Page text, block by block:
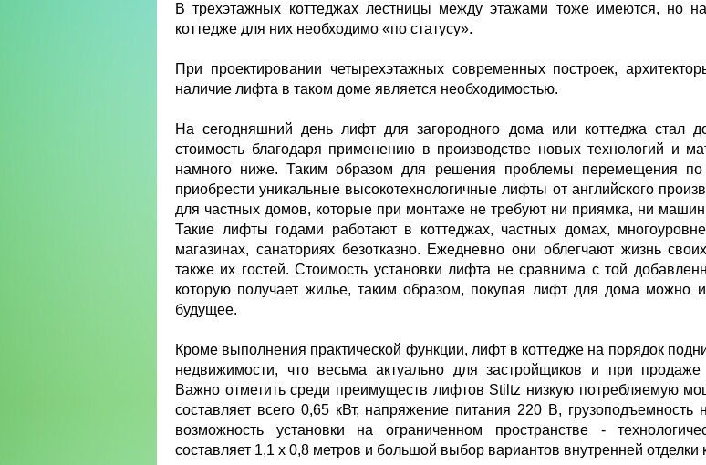
В трехэтажных коттеджах лестницы между этажами тоже имеются, но
коттедже для них необходимо «по статусу».
При проектировании четырехэтажных современных построек,
наличие лифта в таком доме является необходимостью.
На сегодняшний день лифт для загородного дома или коттеджа стал
стоимость благодаря применению в производстве новых технологий и
намного ниже. Таким образом для решения проблемы перемещения
приобрести уникальные высокотехнологичные лифты от английского
для частных домов, которые при монтаже не требуют ни приямка, ни
Такие лифты годами работают в коттеджах, частных домах,
магазинах, санаториях безотказно. Ежедневно они облегчают жизнь
также их гостей. Стоимость установки лифта не сравнима с той
которую получает жилье, таким образом, покупая лифт для дома можно
будущее.
Кроме выполнения практической функции, лифт в коттедже на порядок
недвижимости, что весьма актуально для застройщиков и при продаже
Важно отметить среди преимуществ лифтов Stiltz низкую потребляемую
составляет всего 0,65 кВт, напряжение питания 220 В, грузоподъемность
возможность установки на ограниченном пространстве -
составляет 1,1 х 0,8 метров и большой выбор вариантов внутренней